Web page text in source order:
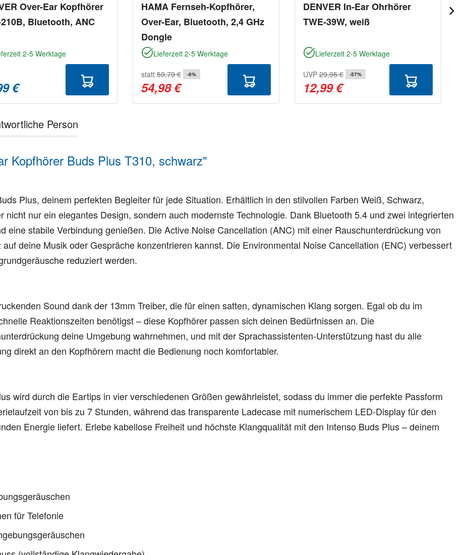
Over-Ear Kopfhörer
Bluetooth, ANC
2-5 Werktage
€
HAMA Fernseh-Kopfhörer,
Over-Ear, Bluetooth, 2,4 GHz
Dongle
Lieferzeit 2-5 Werktage
statt 59,79 € -8%
54,98 €
DENVER In-Ear Ohrhörer
TWE-39W, weiß
Lieferzeit 2-5 Werktage
UVP 29,95 € -57%
12,99 €
Person
Kopfhörer Buds Plus T310, schwarz"
Plus, deinem perfekten Begleiter für jede Situation. Erhältlich in den stilvollen Farben Weiß, Schwarz,
nur ein elegantes Design, sondern auch modernste Technologie. Dank Bluetooth 5.4 und zwei integrierten
eine stabile Verbindung genießen. Die Active Noise Cancellation (ANC) mit einer Rauschunterdrückung von
deine Musik oder Gespräche konzentrieren kannst. Die Environmental Noise Cancellation (ENC) verbessert
reduziert werden.
Sound dank der 13mm Treiber, die für einen satten, dynamischen Klang sorgen. Egal ob du im
Reaktionszeiten benötigst – diese Kopfhörer passen sich deinen Bedürfnissen an. Die
deine Umgebung wahrnehmen, und mit der Sprachassistenten-Unterstützung hast du alle
direkt an den Kopfhörern macht die Bedienung noch komfortabler.
wird durch die Eartips in vier verschiedenen Größen gewährleistet, sodass du immer die perfekte Passform
von bis zu 7 Stunden, während das transparente Ladecase mit numerischem LED-Display für den
Energie liefert. Erlebe kabellose Freiheit und höchste Klangqualität mit den Intenso Buds Plus – deinem
für Telefonie